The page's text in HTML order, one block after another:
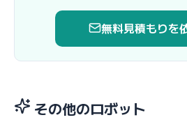
無料見積もりを
その他のロボット